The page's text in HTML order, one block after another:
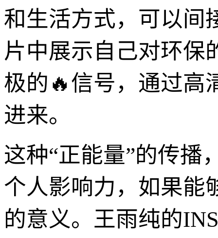
和生活方式，可以间
片中展示自己对环保
极的🔥信号，通过高
进来。
这种“正能量”的传播
个人影响力，如果能
的意义。王雨纯的